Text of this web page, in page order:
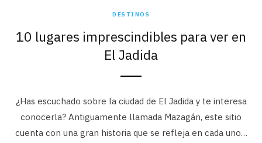
DESTINOS
10 lugares imprescindibles para ver en
El Jadida
¿Has escuchado sobre la ciudad de El Jadida y te interesa
conocerla? Antiguamente llamada Mazagán, este sitio
cuenta con una gran historia que se refleja en cada uno…